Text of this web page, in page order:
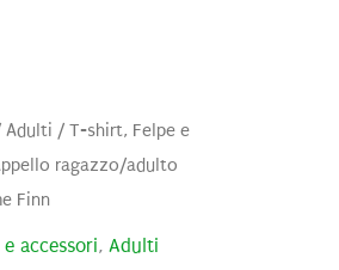
Adulti / T-shirt, Felpe e
ragazzo/adulto
Finn
accessori, Adulti